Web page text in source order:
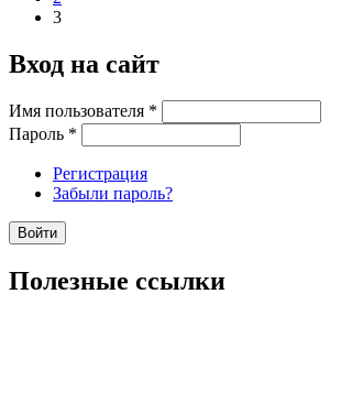
3
Вход на сайт
Имя пользователя *
Пароль *
Регистрация
Забыли пароль?
Полезные ссылки